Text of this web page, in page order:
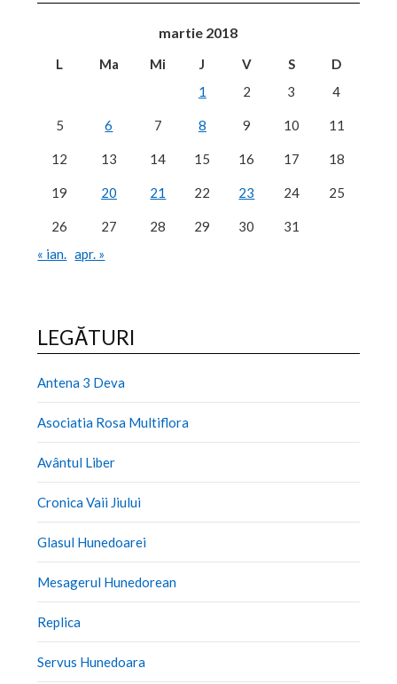
martie 2018
L Ma Mi J V S
D
1
2 3 4
5 6 7 8 9 10 11
12 13 14 15 16 17 18
19 20 21 22 23 24 25
26 27 28 29 30
31
« ian.
apr. »
LEGĂTURI
Antena 3 Deva
Asociatia Rosa Multiflora
Avântul Liber
Cronica Vaii Jiului
Glasul Hunedoarei
Mesagerul Hunedorean
Replica
Servus Hunedoara